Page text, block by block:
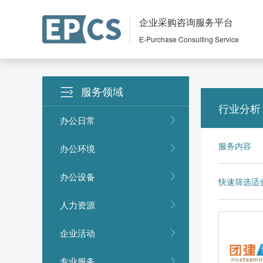
企业采购咨询服务平台
E-Purchase Consulting Service
服务领域
办公日常
办公环境
办公设备
人力资源
企业活动
行业分析
服务内容
快速筛选适